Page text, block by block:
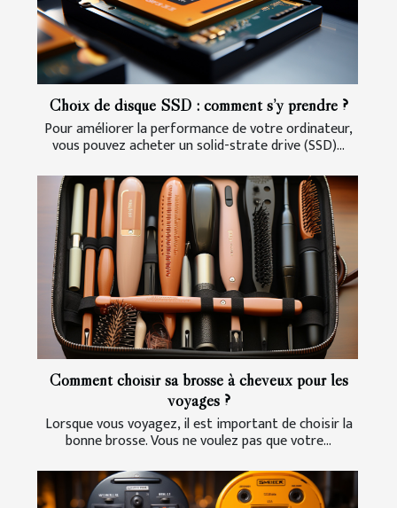
Choix de disque SSD : comment s’y prendre ?
Pour améliorer la performance de votre ordinateur,
vous pouvez acheter un solid-strate drive (SSD)...
Comment choisir sa brosse à cheveux pour les
voyages ?
Lorsque vous voyagez, il est important de choisir la
bonne brosse. Vous ne voulez pas que votre...